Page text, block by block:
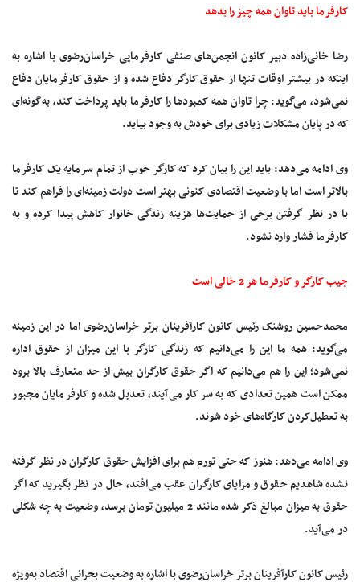
کارفرما باید تاوان همه چیز را بدهد
رضا خانی‌زاده دبیر کانون انجمن‌های صنفی کارفرمایی خراسان‌رضوی با اشاره به
اینکه در بیشتر اوقات تنها از حقوق کارگر دفاع شده و از حقوق کارفرمایان دفاع
نمی‌شود، می‌گوید: چرا تاوان همه کمبودها را کارفرما باید پرداخت کند، به‌گونه‌ای
که در پایان مشکلات زیادی برای خودش به وجود بیاید.
وی ادامه می‌دهد: باید این را بیان کرد که کارگر خوب از تمام سرمایه یک کارفرما
بالاتر است اما با وضعیت اقتصادی کنونی بهتر است دولت زمینه‌ای را فراهم کند تا
با در نظر گرفتن برخی از حمایت‌ها هزینه زندگی خانوار کاهش پیدا کرده و به
کارفرما فشار وارد نشود.
جیب کارگر و کارفرما هر 2 خالی است
محمدحسین روشنک رئیس کانون کارآفرینان برتر خراسان‌رضوی اما در این زمینه
می‌گوید: همه ما این را می‌دانیم که زندگی کارگر با این میزان از حقوق اداره
نمی‌شود؛ این را هم می‌دانیم که اگر حقوق کارگران بیش از حد متعارف بالا برود
ممکن است همین تعدادی که به سر کار می‌آیند، تعدیل شده و کارفرمایان مجبور
به تعطیل‌کردن کارگاه‌های خود شوند.
وی ادامه می‌دهد: هنوز که حتی تورم هم برای افزایش حقوق کارگران در نظر گرفته
نشده شاهدیم حقوق و مزایای کارگران عقب می‌افتد، حال در نظر بگیرید که اگر
حقوق به میزان مبالغ ذکر شده مانند 2 میلیون تومان برسد، وضعیت به چه شکلی
در می‌آید.
رئیس کانون کارآفرینان برتر خراسان‌رضوی با اشاره به وضعیت بحرانی اقتصاد به‌ویژه